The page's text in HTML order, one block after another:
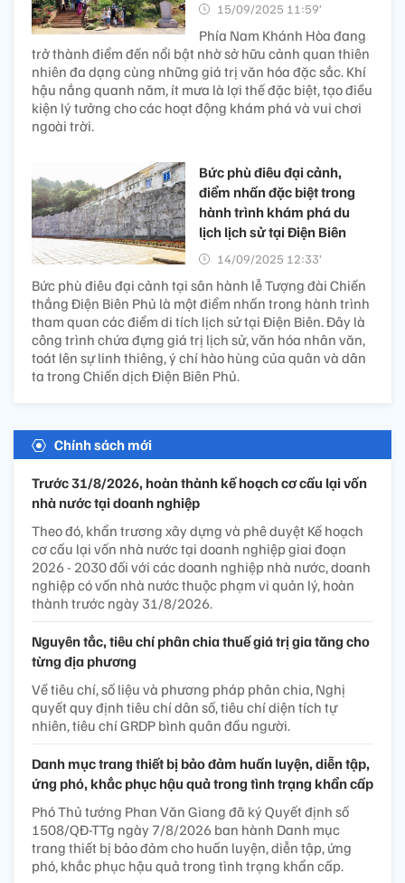
15/09/2025 11:59’
Phía Nam Khánh Hòa đang
trở thành điểm đến nổi bật nhờ sở hữu cảnh quan thiên
nhiên đa dạng cùng những giá trị văn hóa đặc sắc. Khí
hậu nắng quanh năm, ít mưa là lợi thế đặc biệt, tạo điều
kiện lý tưởng cho các hoạt động khám phá và vui chơi
ngoài trời.
Bức phù điêu đại cảnh,
điểm nhấn đặc biệt trong
hành trình khám phá du
lịch lịch sử tại Điện Biên
14/09/2025 12:33’
Bức phù điêu đại cảnh tại sân hành lễ Tượng đài Chiến
thắng Điện Biên Phủ là một điểm nhấn trong hành trình
tham quan các điểm di tích lịch sử tại Điện Biên. Đây là
công trình chứa đựng giá trị lịch sử, văn hóa nhân văn,
toát lên sự linh thiêng, ý chí hào hùng của quân và dân
ta trong Chiến dịch Điện Biên Phủ.
Chính sách mới
Trước 31/8/2026, hoàn thành kế hoạch cơ cấu lại vốn
nhà nước tại doanh nghiệp
Theo đó, khẩn trương xây dựng và phê duyệt Kế hoạch
cơ cấu lại vốn nhà nước tại doanh nghiệp giai đoạn
2026 - 2030 đối với các doanh nghiệp nhà nước, doanh
nghiệp có vốn nhà nước thuộc phạm vi quản lý, hoàn
thành trước ngày 31/8/2026.
Nguyên tắc, tiêu chí phân chia thuế giá trị gia tăng cho
từng địa phương
Về tiêu chí, số liệu và phương pháp phân chia, Nghị
quyết quy định tiêu chí dân số, tiêu chí diện tích tự
nhiên, tiêu chí GRDP bình quân đầu người.
Danh mục trang thiết bị bảo đảm huấn luyện, diễn tập,
ứng phó, khắc phục hậu quả trong tình trạng khẩn cấp
Phó Thủ tướng Phan Văn Giang đã ký Quyết định số
1508/QĐ-TTg ngày 7/8/2026 ban hành Danh mục
trang thiết bị bảo đảm cho huấn luyện, diễn tập, ứng
phó, khắc phục hậu quả trong tình trạng khẩn cấp.